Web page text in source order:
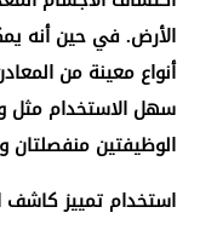
الأرض. في حين أنه
أنواع معينة من
الوظيفتين منفصلتان
استخدام تمييز كاشف